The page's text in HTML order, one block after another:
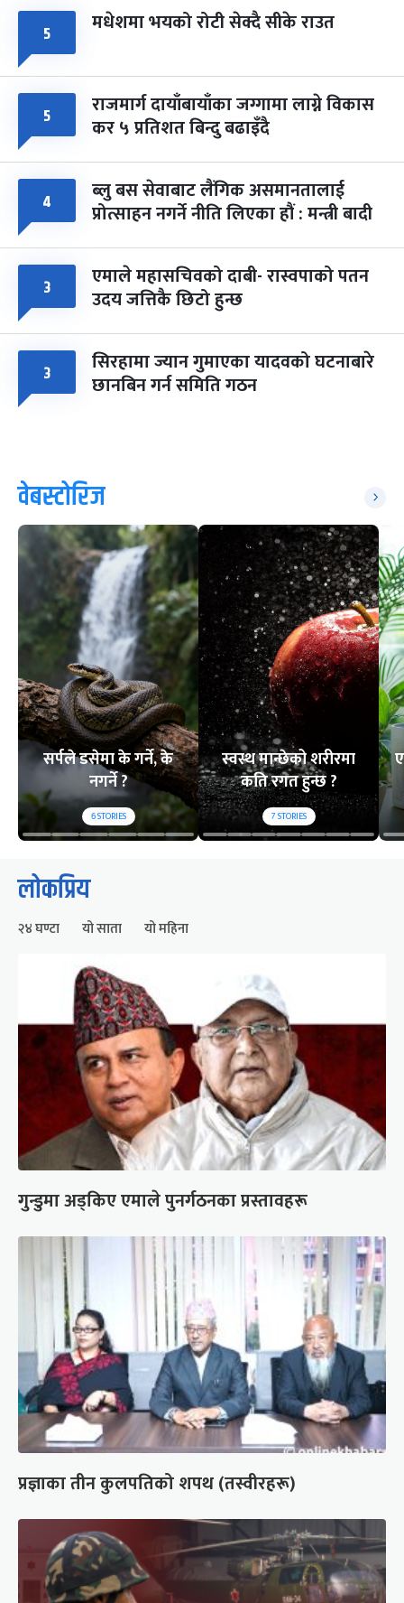
५ मधेशमा भयको रोटी सेक्दै सीके राउत
५ राजमार्ग दायाँबायाँका जग्गामा लाग्ने विकास
कर ५ प्रतिशत बिन्दु बढाइँदै
४ ब्लु बस सेवाबाट लैंगिक असमानतालाई
प्रोत्साहन नगर्ने नीति लिएका हौं : मन्त्री बादी
३ एमाले महासचिवको दाबी- रास्वपाको पतन
उदय जत्तिकै छिटो हुन्छ
३ सिरहामा ज्यान गुमाएका यादवको घटनाबारे
छानबिन गर्न समिति गठन
वेबस्टोरिज
सर्पले डसेमा के गर्ने, के
नगर्ने ?
6STORIES
स्वस्थ मान्छेको शरीरमा
कति रगत हुन्छ ?
7STORIES
लोकप्रिय
२४ घण्टा यो साता यो महिना
गुन्डुमा अड्किए एमाले पुनर्गठनका प्रस्तावहरू
प्रज्ञाका तीन कुलपतिको शपथ (तस्वीरहरू)